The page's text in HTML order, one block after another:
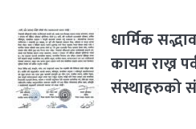
धार्मिक
कायम राख्न
संस्थाहरुको